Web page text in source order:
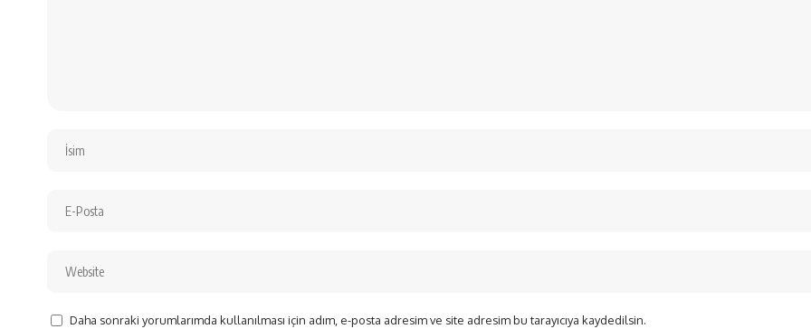
Daha sonraki yorumlarımda kullanılması için adım, e-posta adresim ve site adresim bu tarayıcıya kaydedilsin.